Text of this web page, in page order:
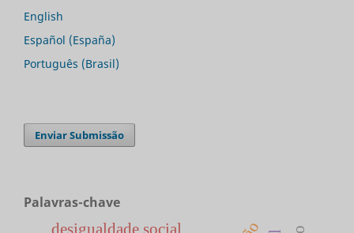
English
Español (España)
Português (Brasil)
Enviar Submissão
Palavras-chave
desigualdade social